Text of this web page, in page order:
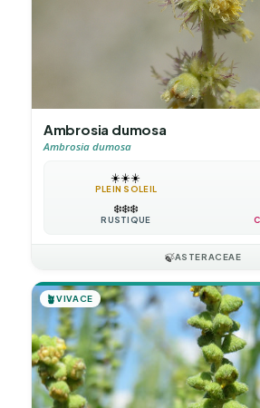
Ambrosia dumosa
Ambrosia dumosa
☀️☀️☀️
PLEIN SOLEIL
❄️❄️❄️
RUSTIQUE
🍃ASTERACEAE
🪴VIVACE